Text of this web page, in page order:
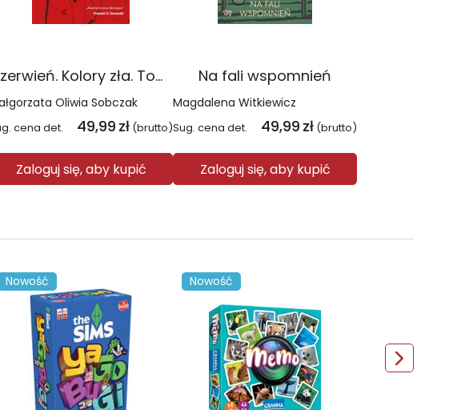
Czerwień. Kolory zła. Tom 1 wyd. 2025
Oliwia Sobczak
cena det. 49,99 zł (brutto)
Zaloguj się, aby kupić
Na fali wspomnień
Magdalena Witkiewicz
Sug. cena det. 49,99 zł (brutto)
Zaloguj się, aby kupić
Nowość Nowość